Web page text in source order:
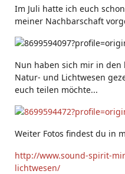
Im Juli hatte ich euch
meiner Nachbarschaft
Nun haben sich mir in
Natur- und Lichtwesen
euch teilen möchte...
Weiter Fotos findest du in
http://www.sound-spirit-
lichtwesen/